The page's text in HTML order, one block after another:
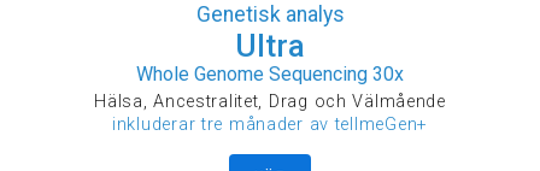
Genetisk analys
Ultra
Whole Genome Sequencing 30x
Hälsa, Ancestralitet, Drag och Välmående
inkluderar tre månader av tellmeGen+